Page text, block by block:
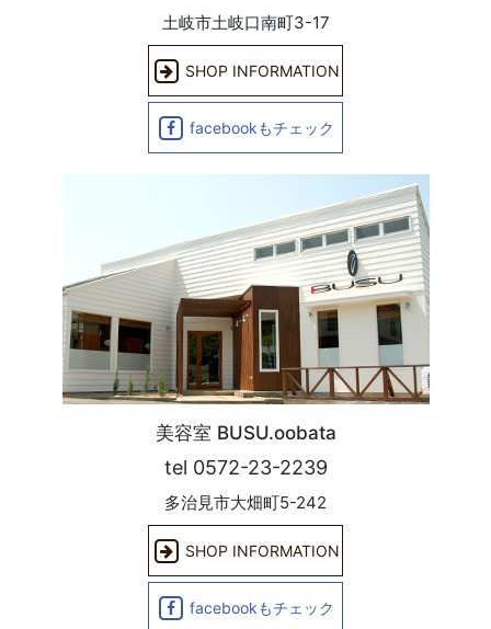
土岐市土岐口南町3-17
SHOP INFORMATION
facebookもチェック
美容室 BUSU.oobata
tel 0572-23-2239
多治見市大畑町5-242
SHOP INFORMATION
facebookもチェック